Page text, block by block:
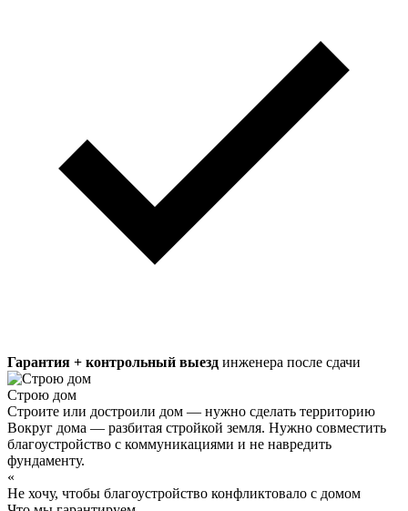
Гарантия + контрольный выезд инженера после сдачи
Строю дом
Строите или достроили дом — нужно сделать территорию
Вокруг дома — разбитая стройкой земля. Нужно совместить
благоустройство с коммуникациями и не навредить
фундаменту.
«
Не хочу, чтобы благоустройство конфликтовало с домом